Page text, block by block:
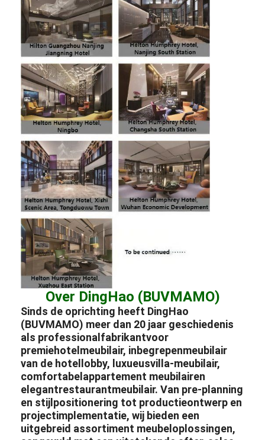
Over DingHao (BUVMAMO)
Sinds de oprichting heeft DingHao
(BUVMAMO) meer dan 20 jaar geschiedenis
als professional fabrikantvoor
premiehotelmeubilair, inbegrepenmeubilair
van de hotellobby, luxueusvilla-meubilair,
comfortabel appartement meubilairen
elegantrestaurantmeubilair. Van pre-planning
en stijlpositionering tot productieontwerp en
projectimplementatie, wij bieden een
uitgebreid assortiment meubeloplossingen,